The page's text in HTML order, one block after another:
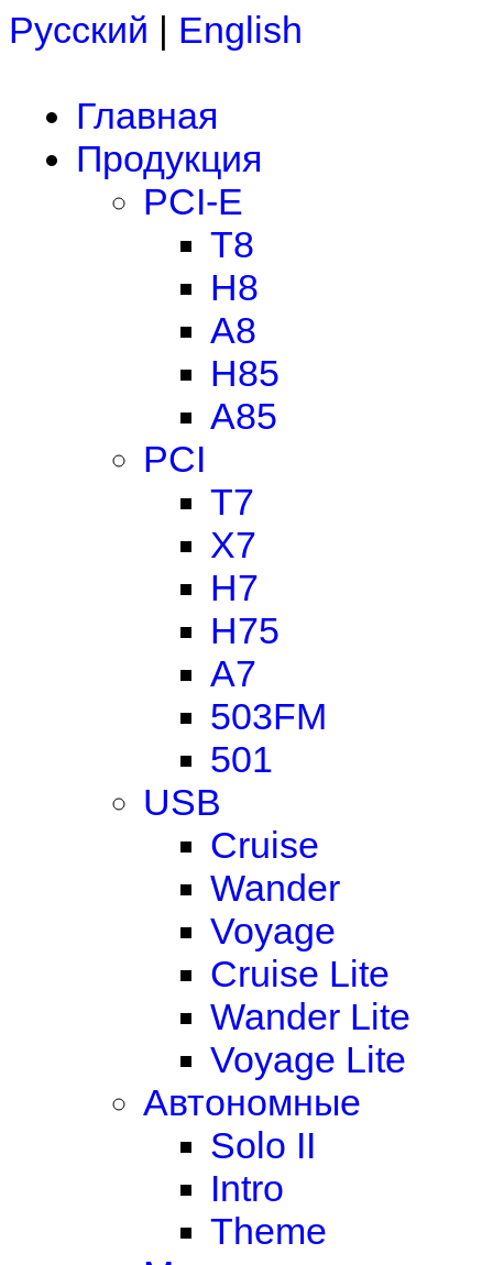
Русский | English
Главная
Продукция
PCI-E
T8
H8
A8
H85
A85
PCI
T7
X7
H7
H75
A7
503FM
501
USB
Cruise
Wander
Voyage
Cruise Lite
Wander Lite
Voyage Lite
Автономные
Solo II
Intro
Theme